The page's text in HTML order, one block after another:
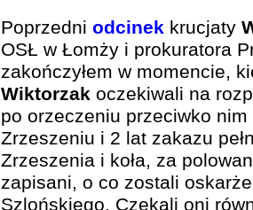
Poprzedni odcinek krucjaty
OSŁ w Łomży i prokuratora
zakończyłem w momencie,
Wiktorzak oczekiwali na
po orzeczeniu przeciwko
Zrzeszeniu i 2 lat zakazu
Zrzeszenia i koła, za
zapisani, o co zostali
Szlońskiego. Czekali oni